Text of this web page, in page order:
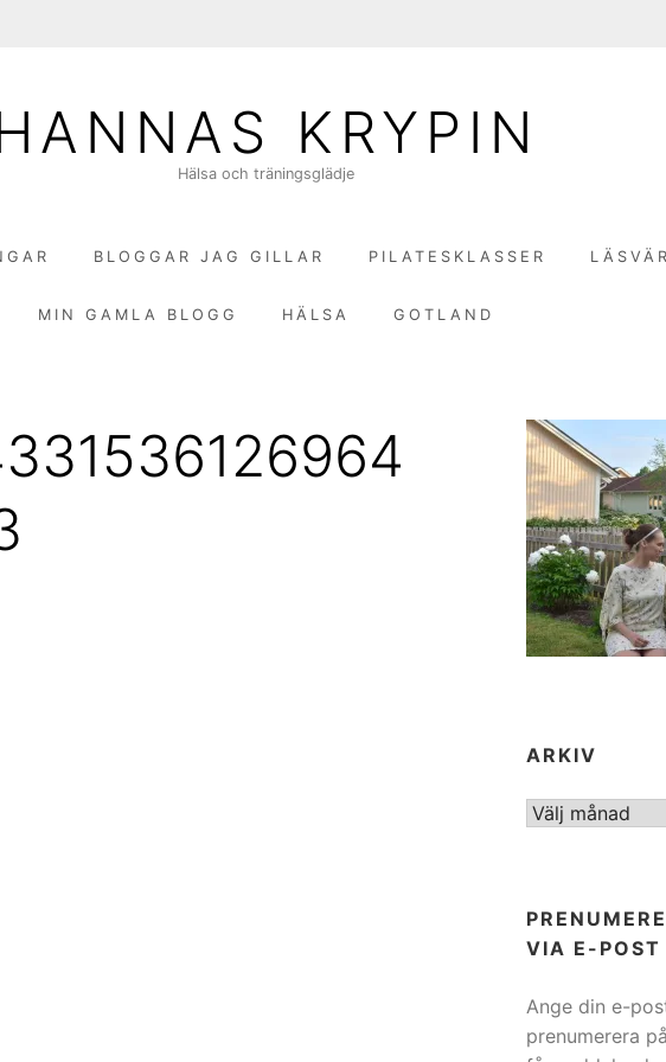
KRYPIN
Hälsa och träningsglädje
BLOGGAR JAG GILLAR PILATESKLASSER
MIN GAMLA BLOGG HÄLSA GOTLAND
ARKIV
ARKIV
VIA E-POST
Ange din e-
prenumerera